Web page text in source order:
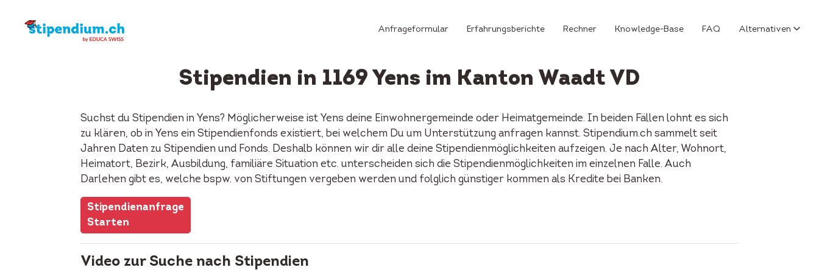
Anfrageformular Erfahrungsberichte Rechner Knowledge-Base FAQ Alternativen
Stipendien in 1169 Yens im Kanton Waadt VD
Suchst du Stipendien in Yens? Möglicherweise ist Yens deine Einwohnergemeinde oder Heimatgemeinde. In beiden Fällen lohnt es sich
zu klären, ob in Yens ein Stipendienfonds existiert, bei welchem Du um Unterstützung anfragen kannst. Stipendium.ch sammelt seit
Jahren Daten zu Stipendien und Fonds. Deshalb können wir dir alle deine Stipendienmöglichkeiten aufzeigen. Je nach Alter, Wohnort,
Heimatort, Bezirk, Ausbildung, familiäre Situation etc. unterscheiden sich die Stipendienmöglichkeiten im einzelnen Falle. Auch
Darlehen gibt es, welche bspw. von Stiftungen vergeben werden und folglich günstiger kommen als Kredite bei Banken.
Stipendienanfrage
Starten
Video zur Suche nach Stipendien